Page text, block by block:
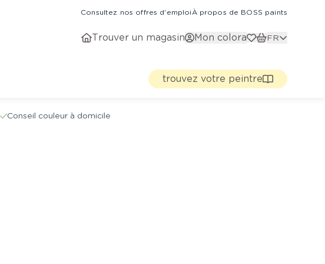
Consultez nos offres d'emploiÀ propos de BOSS paints
Trouver un magasin Mon colora FR
trouvez votre peintre
Conseil couleur à domicile